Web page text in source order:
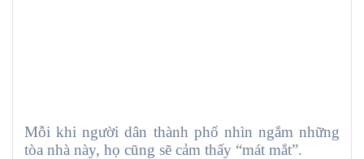
Mỗi khi người dân thành phố nhìn ngắm những
tòa nhà này, họ cũng sẽ cảm thấy “mát mắt”.